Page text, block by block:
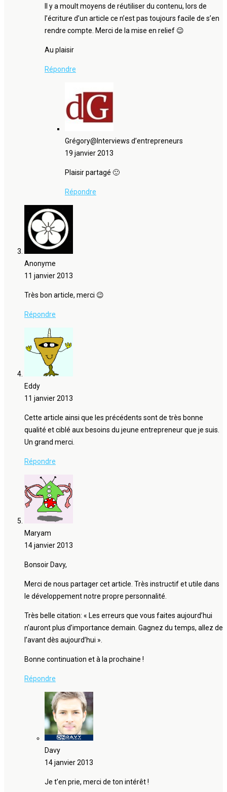
Il y a moult moyens de réutiliser du contenu, lors de
l’écriture d’un article ce n’est pas toujours facile de s’en
rendre compte. Merci de la mise en relief 😉
Au plaisir
Répondre
Grégory@Interviews d’entrepreneurs
19 janvier 2013
Plaisir partagé 🙂
Répondre
Anonyme
11 janvier 2013
Très bon article, merci 😉
Répondre
Eddy
11 janvier 2013
Cette article ainsi que les précédents sont de très bonne
qualité et ciblé aux besoins du jeune entrepreneur que je suis.
Un grand merci.
Répondre
Maryam
14 janvier 2013
Bonsoir Davy,
Merci de nous partager cet article. Très instructif et utile dans
le développement notre propre personnalité.
Très belle citation: « Les erreurs que vous faites aujourd’hui
n’auront plus d’importance demain. Gagnez du temps, allez de
l’avant dès aujourd’hui ».
Bonne continuation et à la prochaine !
Répondre
Davy
14 janvier 2013
Je t’en prie, merci de ton intérêt !